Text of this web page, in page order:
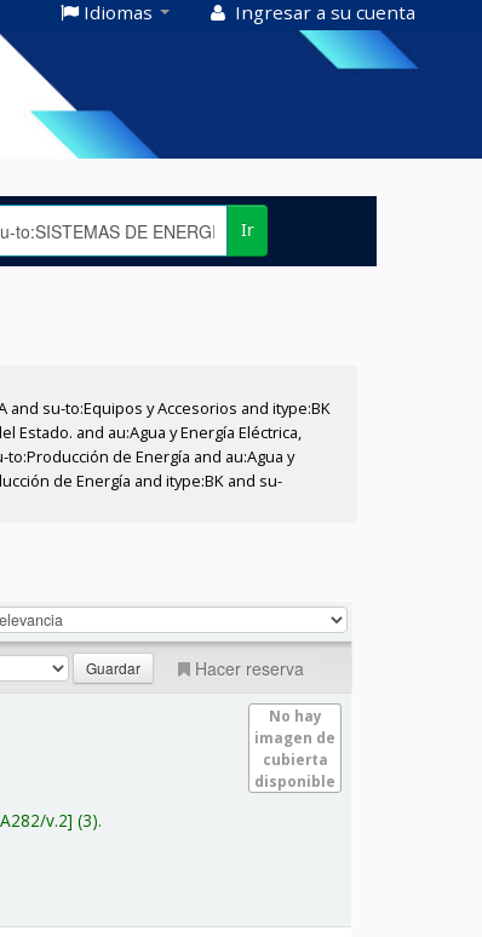
Idiomas Ingresar a su cuenta
Ir
and su-to:Equipos y Accesorios and itype:BK
Estado. and au:Agua y Energía Eléctrica,
to:Producción de Energía and au:Agua y
de Energía and itype:BK and su-
Hacer reserva
No hay
imagen de
cubierta
disponible
v.2 (3).